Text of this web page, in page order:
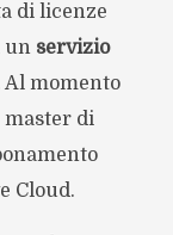
di licenze
un servizio
Al momento
master di
Cloud.